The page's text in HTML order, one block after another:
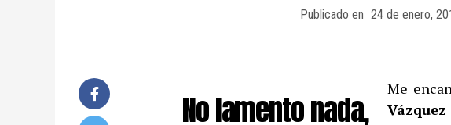
Publicado en 24 de enero,
No lamento nada, Me
Vázquez